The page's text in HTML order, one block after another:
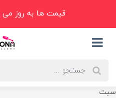
سبت
قیمت ها به روز می باشد.